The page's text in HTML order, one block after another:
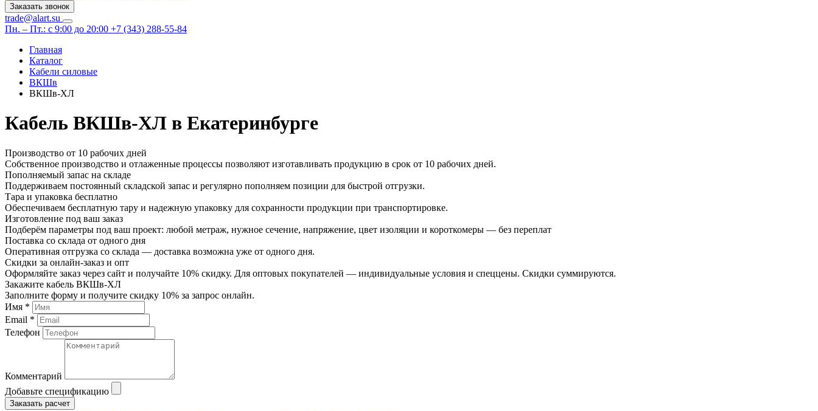
Заказать звонок
trade@alart.su
Пн. – Пт.: с 9:00 до 20:00 +7 (343) 288-55-84
Главная
Каталог
Кабели силовые
ВКШв
ВКШв-ХЛ
Кабель ВКШв-ХЛ в Екатеринбурге
Производство от 10 рабочих дней
Собственное производство и отлаженные процессы позволяют изготавливать продукцию в срок от 10 рабочих дней.
Пополняемый запас на складе
Поддерживаем постоянный складской запас и регулярно пополняем позиции для быстрой отгрузки.
Тара и упаковка бесплатно
Обеспечиваем бесплатную тару и надежную упаковку для сохранности продукции при транспортировке.
Изготовление под ваш заказ
Подберём параметры под ваш проект: любой метраж, нужное сечение, напряжение, цвет изоляции и короткомеры — без переплат
Поставка со склада от одного дня
Оперативная отгрузка со склада — доставка возможна уже от одного дня.
Скидки за онлайн-заказ и опт
Оформляйте заказ через сайт и получайте 10% скидку. Для оптовых покупателей — индивидуальные условия и спеццены. Скидки суммируются.
Закажите кабель ВКШв-ХЛ
Заполните форму и получите скидку 10% за запрос онлайн.
Имя *
Email *
Телефон
Комментарий
Добавьте спецификацию
Заказать расчет